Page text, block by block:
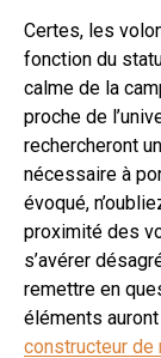
Certes, les
fonction du
calme de la
proche de
rechercheront
nécessaire à
évoqué,
proximité des
s’avérer
remettre en
éléments
constructeur